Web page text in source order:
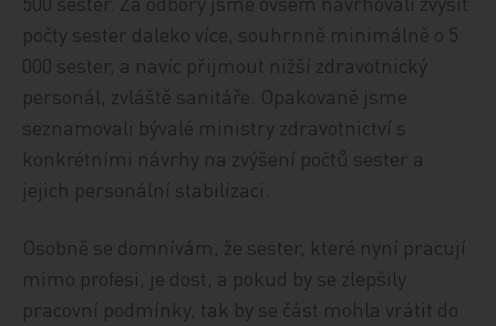
počty sester daleko více, souhrnně minimálně o 5
000 sester, a navíc přijmout nižší zdravotnický
personál, zvláště sanitáře. Opakovaně jsme
seznamovali bývalé ministry zdravotnictví s
konkrétními návrhy na zvýšení počtů sester a
jejich personální stabilizaci.
Osobně se domnívám, že sester, které nyní pracují
mimo profesi, je dost, a pokud by se zlepšily
pracovní podmínky, tak by se část mohla vrátit do